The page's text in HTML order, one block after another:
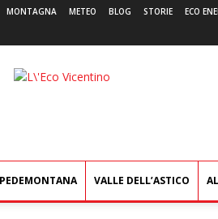
MONTAGNA METEO BLOG STORIE ECO
L'Eco
PEDEMONTANA VALLE DELL’ASTICO